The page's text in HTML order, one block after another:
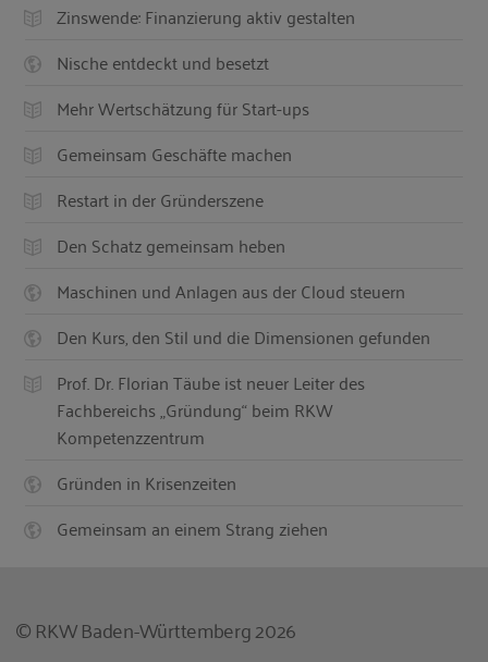
Zinswende: Finanzierung aktiv gestalten
Nische entdeckt und besetzt
Mehr Wertschätzung für Start-ups
Gemeinsam Geschäfte machen
Restart in der Gründerszene
Den Schatz gemeinsam heben
Maschinen und Anlagen aus der Cloud steuern
Den Kurs, den Stil und die Dimensionen gefunden
Prof. Dr. Florian Täube ist neuer Leiter des
Fachbereichs „Gründung“ beim RKW
Kompetenzzentrum
Gründen in Krisenzeiten
Gemeinsam an einem Strang ziehen
© RKW Baden-Württemberg 2026